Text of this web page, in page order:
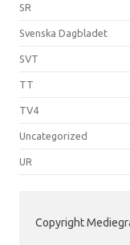
SR
Svenska Dagbladet
SVT
TT
TV4
Uncategorized
UR
Copyright